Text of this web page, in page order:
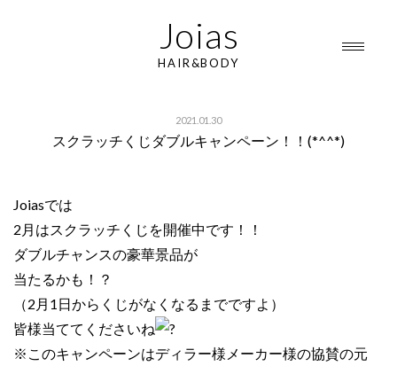
Joias
HAIR&BODY
2021.01.30
スクラッチくじダブルキャンペーン！！(*^^*)
Joiasでは
2月はスクラッチくじを開催中です！！
ダブルチャンスの豪華景品が
当たるかも！？
（2月1日からくじがなくなるまでですよ）
皆様当ててくださいね
※このキャンペーンはディラー様メーカー様の協賛の元